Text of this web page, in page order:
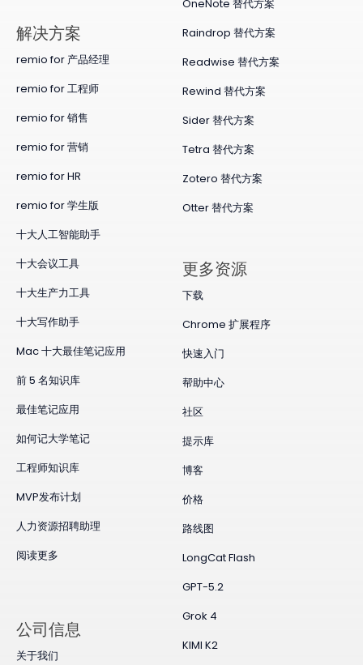
OneNote 替代方案
Raindrop 替代方案
Readwise 替代方案
Rewind 替代方案
Sider 替代方案
Tetra 替代方案
Zotero 替代方案
Otter 替代方案
​解决方案
remio for 产品经理
remio for 工程师
remio for 销售
remio for 营销
remio for HR
remio for 学生版
十大人工智能助手
十大会议工具
十大生产力工具
十大写作助手
Mac 十大最佳笔记应用
前 5 名知识库
最佳笔记应用
如何记大学笔记
工程师知识库
MVP发布计划
人力资源招聘助理
阅读更多
更多资源
下载
Chrome 扩展程序
快速入门
帮助中心
社区
提示库
博客
价格
路线图
LongCat Flash
GPT-5.2
Grok 4
KIMI K2
公司信息
关于我们